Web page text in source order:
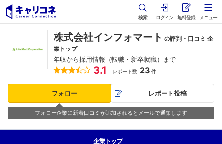
検索 ログイン 無料登録 メニュー
株式会社インフォマート の評判・口コミ 企
業トップ
年収から採用情報（転職・新卒就職）まで
3.1 レポート数 23 件
フォロー レポート投稿
フォロー企業に新着口コミが追加されるとメールで通知します
企業 トップ